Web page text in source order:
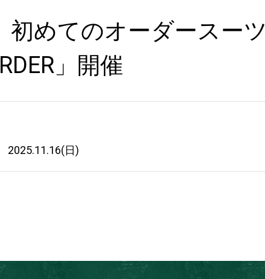
初めてのオーダースー
」開催
日)